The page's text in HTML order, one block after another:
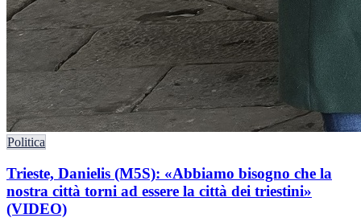
Politica
Trieste, Danielis (M5S): «Abbiamo bisogno che la
nostra città torni ad essere la città dei triestini»
(VIDEO)